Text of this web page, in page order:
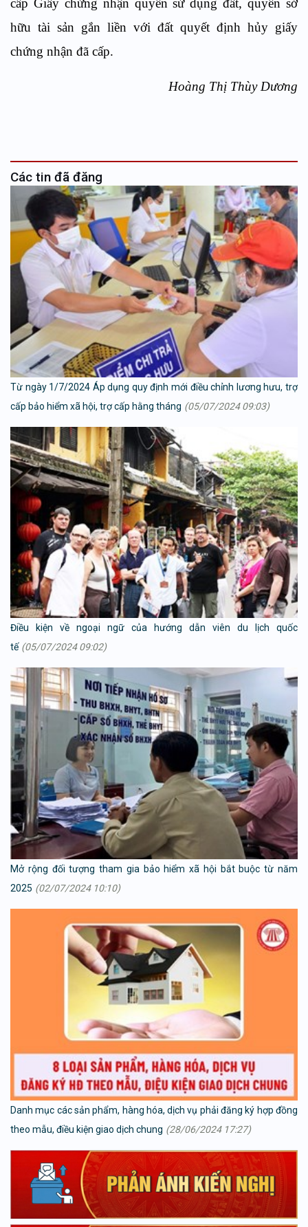
cấp Giấy chứng nhận quyền sử dụng đất, quyền sở
hữu tài sản gắn liền với đất quyết định hủy giấy
chứng nhận đã cấp.
Hoàng Thị Thùy Dương
Các tin đã đăng
Từ ngày 1/7/2024 Áp dụng quy định mới điều chỉnh lương hưu, trợ
cấp bảo hiểm xã hội, trợ cấp hằng tháng (05/07/2024 09:03)
Điều kiện về ngoại ngữ của hướng dẫn viên du lịch quốc
tế (05/07/2024 09:02)
Mở rộng đối tượng tham gia bảo hiểm xã hội bắt buộc từ năm
2025 (02/07/2024 10:10)
Danh mục các sản phẩm, hàng hóa, dịch vụ phải đăng ký hợp đồng
theo mẫu, điều kiện giao dịch chung (28/06/2024 17:27)